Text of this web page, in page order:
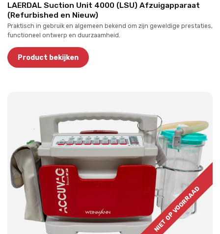
LAERDAL Suction Unit 4000 (LSU) Afzuigapparaat
(Refurbished en Nieuw)
Praktisch in gebruik en algemeen bekend om zijn geweldige prestaties,
functioneel ontwerp en duurzaamheid.
Product bekijken
NIET OP VOORRAAD